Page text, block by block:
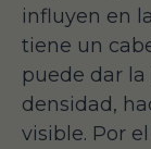
influyen en
tiene un
puede dar
densidad,
visible. Por